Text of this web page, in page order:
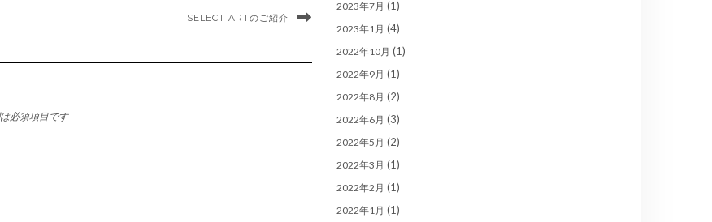
SELECT ARTのご紹介
必須項目です
2023年7月 (1)
2023年1月 (4)
2022年10月 (1)
2022年9月 (1)
2022年8月 (2)
2022年6月 (3)
2022年5月 (2)
2022年3月 (1)
2022年2月 (1)
2022年1月 (1)